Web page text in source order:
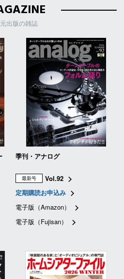
出版の雑誌
季刊・アナログ
最新号
Vol.92
定期購読お申込み
電子版（Amazon）
電子版（Fujisan）